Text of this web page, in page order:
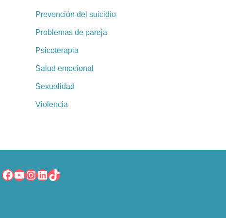
Prevención del suicidio
Problemas de pareja
Psicoterapia
Salud emocional
Sexualidad
Violencia